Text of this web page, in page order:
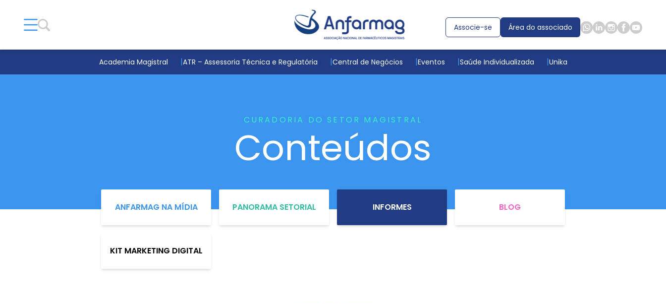
Associe-se Área do associado
Academia Magistral ATR – Assessoria Técnica e Regulatória Central de Negócios Eventos Saúde Individualizada Unika
CURADORIA DO SETOR MAGISTRAL
Conteúdos
ANFARMAG NA MÍDIA PANORAMA SETORIAL INFORMES BLOG
KIT MARKETING DIGITAL